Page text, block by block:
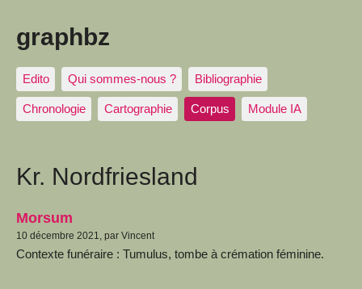
graphbz
Edito Qui sommes-nous ? Bibliographie
Chronologie Cartographie Corpus Module IA
Kr. Nordfriesland
Morsum
10 décembre 2021, par Vincent
Contexte funéraire : Tumulus, tombe à crémation féminine.